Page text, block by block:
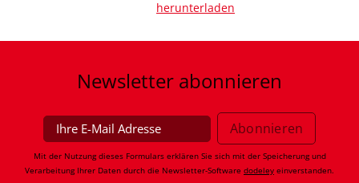
herunterladen
Newsletter abonnieren
Mit der Nutzung dieses Formulars erklären Sie sich mit der Speicherung und
Verarbeitung Ihrer Daten durch die Newsletter-Software dodeley einverstanden.